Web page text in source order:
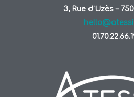
3, Rue d’Uzès –